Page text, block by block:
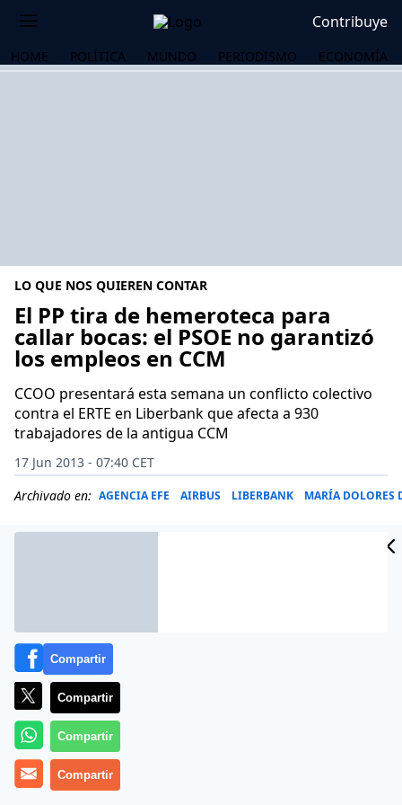
Contribuye
HOME POLÍTICA MUNDO PERIODISMO ECONOMÍA
LO QUE NOS QUIEREN CONTAR
El PP tira de hemeroteca para
callar bocas: el PSOE no garantizó
los empleos en CCM
CCOO presentará esta semana un conflicto colectivo
contra el ERTE en Liberbank que afecta a 930
trabajadores de la antigua CCM
17 Jun 2013 - 07:40 CET
Archivado en: AGENCIA EFE AIRBUS LIBERBANK MARÍA DOLORES
Los lunes siguen siendo un calvario para los diarios
Compartir
Compartir
Compartir
Compartir